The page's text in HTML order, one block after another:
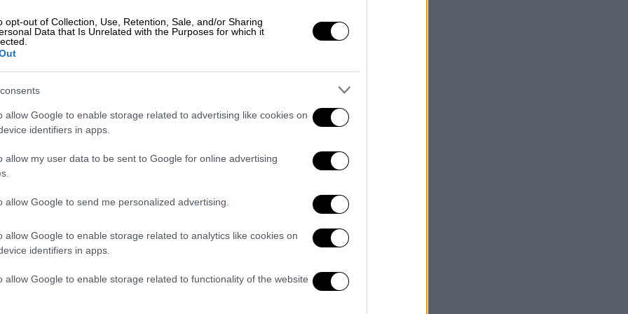
opt-out of Collection, Use, Retention, Sale, and/or Sharing
Data that Is Unrelated with the Purposes for which it
allow Google to enable storage related to advertising like cookies on
identifiers in apps.
allow my user data to be sent to Google for online advertising
allow Google to send me personalized advertising.
allow Google to enable storage related to analytics like cookies on
identifiers in apps.
allow Google to enable storage related to functionality of the website
και της ισοπαλίας, αλλά εμάς δεν
είναι μόνο στη νίκη και στο παιχνίδι
για να κερδίσουμε»
για το αποτέλεσμα:
σαφές, πρέπει να κερδίσουμε. Οι
πολλά στον τρόπο που σκεφτόμαστε
είναι καλό αποτέλεσμα και η
Υπάρχει πίεση, αλλά είναι καλή
μας γιατί παίζουν σε καλές ομάδες που
αυτή η προσπάθεια θα είναι αρκετή».
και στη Μολδαβία και το αν αυτό
άλλον φορ, είπε:«Έχουμε επιλέξει 26
τους. Θα πάρουμε αύριο την απόφαση
Έχουμε δει και αυτό είναι θετικό
ποιότητα στην προετοιμασία. Αυτό